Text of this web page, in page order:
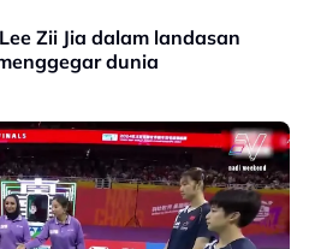
Zii Jia dalam landasan
dunia